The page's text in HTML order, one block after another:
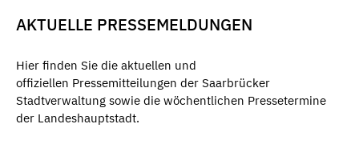
AKTUELLE PRESSEMELDUNGEN
Hier finden Sie die aktuellen und
offiziellen Pressemitteilungen der Saarbrücker
Stadtverwaltung sowie die wöchentlichen Pressetermine
der Landeshauptstadt.